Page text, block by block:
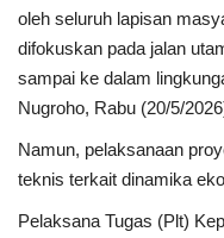
oleh seluruh lapisan
difokuskan pada jalan
sampai ke dalam
Nugroho, Rabu (20/5/
Namun, pelaksanaan
teknis terkait dinamika
Pelaksana Tugas (Plt)